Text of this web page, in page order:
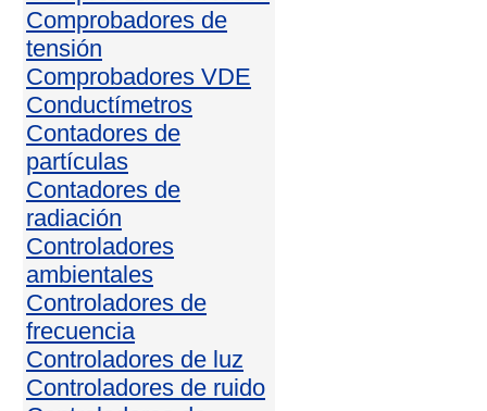
Comprobadores de
tensión
Comprobadores VDE
Conductímetros
Contadores de
partículas
Contadores de
radiación
Controladores
ambientales
Controladores de
frecuencia
Controladores de luz
Controladores de ruido